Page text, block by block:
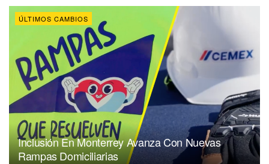
ÚLTIMOS CAMBIOS
Inclusión En Monterrey Avanza Con Nuevas
Rampas Domiciliarias